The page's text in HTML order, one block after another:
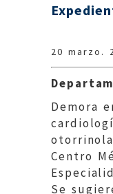
20 marzo.
Demora
Centro
Se